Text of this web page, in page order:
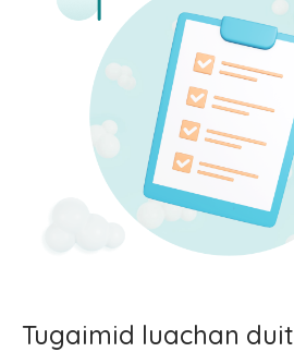
Tugaimid luachan duit